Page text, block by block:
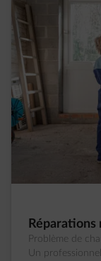
Problème de
Un